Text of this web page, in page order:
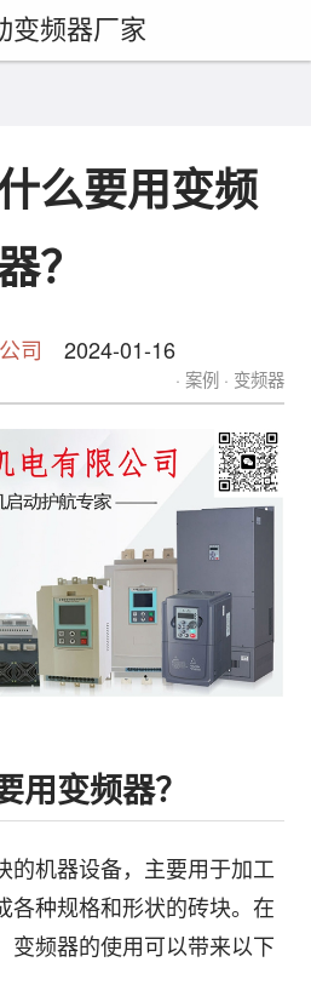
变频器厂家
么要用变频
？
司 2024-01-16
案例 变频器
用变频器？
的机器设备，主要用于加工
各种规格和形状的砖块。在
变频器的使用可以带来以下